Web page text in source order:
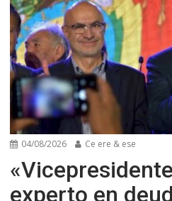
04/08/2026 Ce ere & ese
experto en